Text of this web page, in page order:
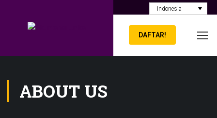
Indonesia
DAFTAR!
ABOUT US